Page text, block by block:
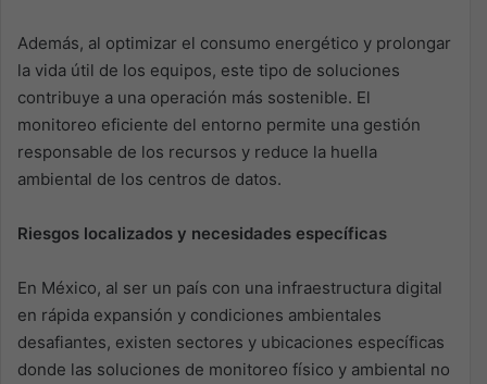
Además, al optimizar el consumo energético y prolongar
la vida útil de los equipos, este tipo de soluciones
contribuye a una operación más sostenible. El
monitoreo eficiente del entorno permite una gestión
responsable de los recursos y reduce la huella
ambiental de los centros de datos.
Riesgos localizados y necesidades específicas
En México, al ser un país con una infraestructura digital
en rápida expansión y condiciones ambientales
desafiantes, existen sectores y ubicaciones específicas
donde las soluciones de monitoreo físico y ambiental no